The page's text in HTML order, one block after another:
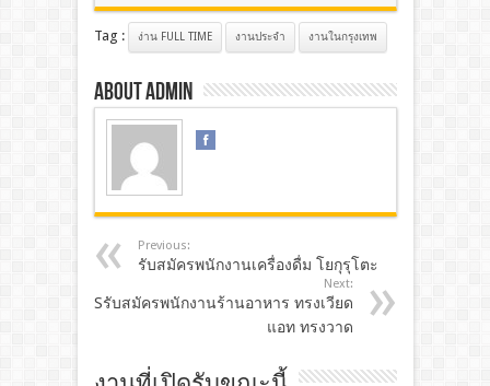
Tag : ง่าน FULL TIME งานประจํา งานในกรุงเทพ
About admin
Previous:
รับสมัครพนักงานเครื่องดื่ม โยกุรุโตะ
Next:
Sรับสมัครพนักงานร้านอาหาร ทรงเวียด
แอท ทรงวาด